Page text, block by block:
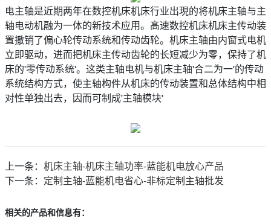
电主轴是近期两年在数控机床机床行业出現的将机床主轴与主
轴电动机融为一体的新技术应用。髙速数控机床机床主传动装
置撤销了偏心轮传动系统和传动齿轮。机床主轴由内窗式电机
立即驱动，进而把机床主传动齿轮的长短减少为零，保持了机
床的'零传动系统'。这类主轴电机与机床主轴'合二为一'的传动
系统结构方式，使主轴构件从机床的传动装置和总体结构中相
对性单独出去，因而可制成'主轴模块'
上一条： 机床主轴-机床主轴功率-蓝能机电放心产品
下一条： 定制主轴-蓝能机电省心-非标定制主轴批发
相关的产品和信息有：